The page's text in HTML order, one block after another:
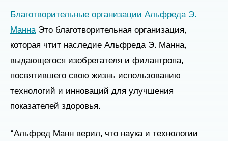
Благотворительные организации Альфреда Э.
МаннаЭто благотворительная организация,
которая чтит наследие Альфреда Э. Манна,
выдающегося изобретателя и филантропа,
посвятившего свою жизнь использованию
технологий и инноваций для улучшения
показателей здоровья.
“Альфред Манн верил, что наука и технологии